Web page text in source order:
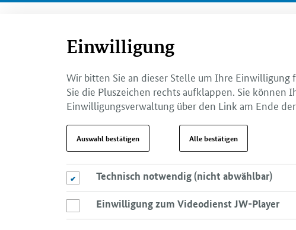
Einwilligung
Wir bitten Sie an dieser Stelle um Ihre
Sie die Pluszeichen rechts aufklappen. Sie
Einwilligungsverwaltung über den Link am Ende
Auswahl bestätigen Alle bestätigen
Technisch notwendig (nicht abwählbar)
Technisch notwendig (nicht abwählbar)
Einwilligung zum Videodienst JW-Player
Einwilligung zum Videodienst JW-Player